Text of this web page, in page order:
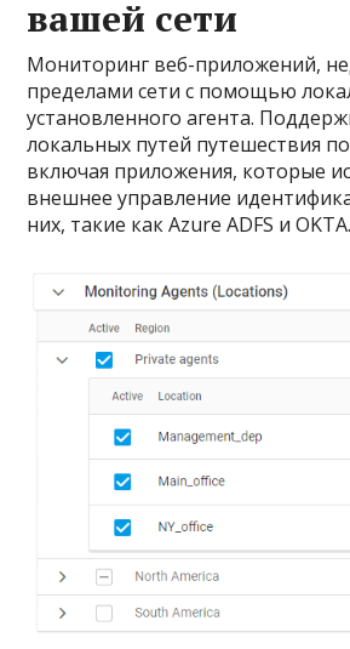
вашей сети
Мониторинг веб-приложений,
пределами сети с помощью
установленного агента.
локальных путей путешествия
включая приложения, которые
внешнее управление
них, такие как Azure ADFS и OKTA.